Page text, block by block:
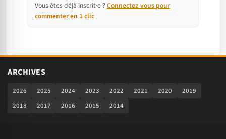
Vous êtes déjà inscrit·e ? Connectez-vous pour
commenter en 1 clic
ARCHIVES
2026 2025 2024 2023 2022 2021 2020
2019
2018
2017 2016 2015 2014